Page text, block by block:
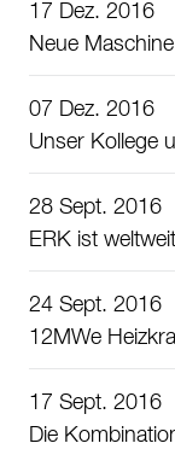
17 Dez. 2016
Neue
07 Dez. 2016
Unser Kollege
28 Sept. 2016
ERK ist
24 Sept. 2016
12MWe
17 Sept. 2016
Die